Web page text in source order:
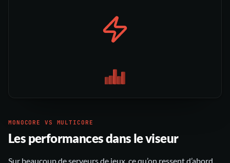
MONOCORE VS MULTICORE
Les performances dans le viseur
Sur beaucoup de serveurs de jeux, ce qu’on ressent d’abord,